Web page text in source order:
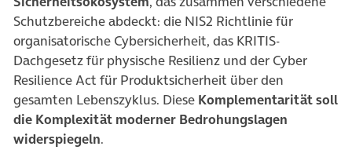
Schutzbereiche abdeckt: die NIS2 Richtlinie für
organisatorische Cybersicherheit, das KRITIS-
Dachgesetz für physische Resilienz und der Cyber
Resilience Act für Produktsicherheit über den
gesamten Lebenszyklus. Diese Komplementarität soll
die Komplexität moderner Bedrohungslagen
widerspiegeln.